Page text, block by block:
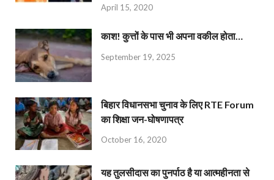
April 15, 2020
काश! कुत्तों के पास भी अपना वकील होता…
September 19, 2025
बिहार विधानसभा चुनाव के लिए RTE Forum
का शिक्षा जन-घोषणापत्र
October 16, 2020
यह तुलसीदास का पुनर्पाठ है या आत्महीनता से